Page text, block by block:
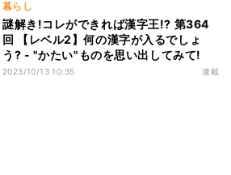
暮らし
謎解き!コレができれば漢字王!? 第364
回 【レベル2】何の漢字が入るでしょ
う? - "かたい"ものを思い出してみて!
2023/10/13 10:35 連載